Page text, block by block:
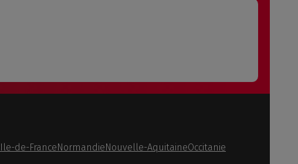
Ile-de-FranceNormandieNouvelle-AquitaineOccitanie